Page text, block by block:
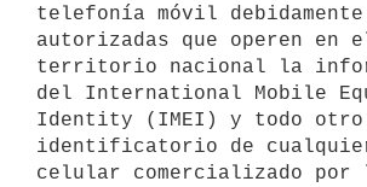
telefonía móvil debidamente
autorizadas que operen en
territorio nacional la
del International Mobile
Identity (IMEI) y todo otro
identificatorio de
celular comercializado por